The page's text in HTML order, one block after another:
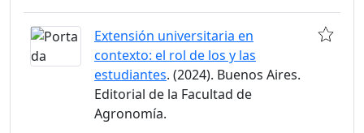
Extensión universitaria en
contexto: el rol de los y las
estudiantes. (2024). Buenos Aires.
Editorial de la Facultad de
Agronomía.